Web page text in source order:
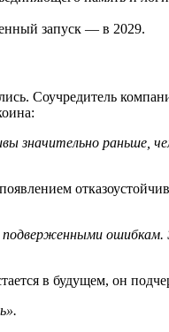
запуск — в 2029.
Соучредитель
значительно раньше,
ошибкам.
в будущем, он